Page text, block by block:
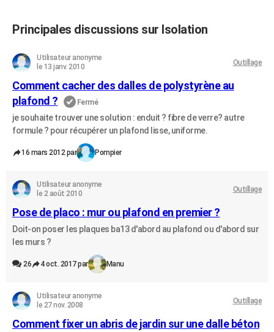
Principales discussions sur Isolation
Utilisateur anonyme
le 13 janv. 2010
Outillage
Comment cacher des dalles de polystyrène au
plafond ?
Fermé
je souhaite trouver une solution : enduit ? fibre de verre? autre
formule ? pour récupérer un plafond lisse, uniforme.
16 mars 2012 par Pompier
Utilisateur anonyme
le 2 août 2010
Outillage
Pose de placo : mur ou plafond en premier ?
Doit-on poser les plaques ba13 d'abord au plafond ou d'abord sur
les murs ?
26 4 oct. 2017 par Manu
Utilisateur anonyme
le 27 nov. 2008
Outillage
Comment fixer un abris de jardin sur une dalle béton